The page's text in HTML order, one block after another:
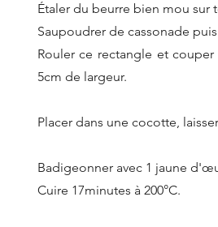
Étaler du beurre bien mou sur
Saupoudrer de cassonade
Rouler ce rectangle et
5cm de largeur.
Placer dans une cocotte,
Badigeonner avec 1 jaune
Cuire 17minutes à 200°C.